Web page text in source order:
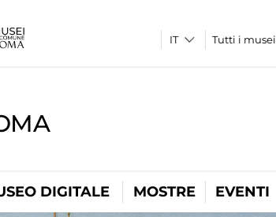
Tutti i musei
DIGITALE MOSTRE EVENTI